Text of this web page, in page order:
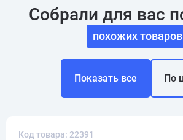
Собрали для вас
похожих товаров
Показать все По
Код товара: 22391